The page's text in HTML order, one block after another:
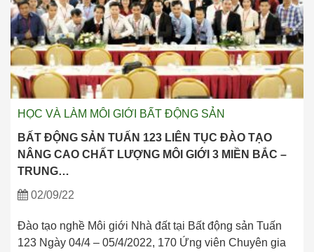
HỌC VÀ LÀM MÔI GIỚI BẤT ĐỘNG SẢN
BẤT ĐỘNG SẢN TUẤN 123 LIÊN TỤC ĐÀO TẠO
NÂNG CAO CHẤT LƯỢNG MÔI GIỚI 3 MIỀN BẮC –
TRUNG…
02/09/22
Đào tạo nghề Môi giới Nhà đất tại Bất động sản Tuấn
123 Ngày 04/4 – 05/4/2022, 170 Ứng viên Chuyên gia